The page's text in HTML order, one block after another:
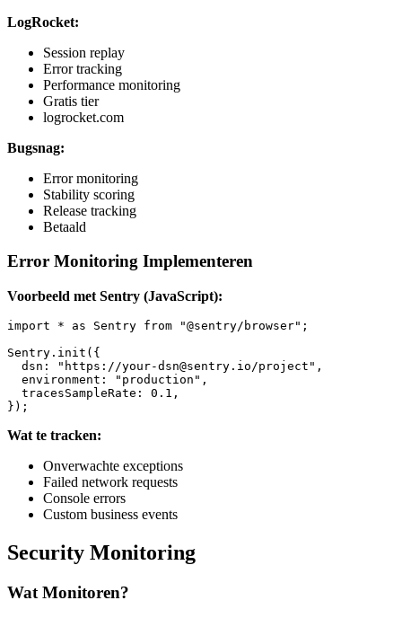
LogRocket:
Session replay
Error tracking
Performance monitoring
Gratis tier
logrocket.com
Bugsnag:
Error monitoring
Stability scoring
Release tracking
Betaald
Error Monitoring Implementeren
Voorbeeld met Sentry (JavaScript):
import * as Sentry from "@sentry/browser";
Sentry.init({
  dsn: "https://
your-dsn@sentry.io/project",
  environment: "production",
  tracesSampleRate: 0.1,
Wat te tracken:
Onverwachte exceptions
Failed network requests
Console errors
Custom business events
Security Monitoring
Wat Monitoren?